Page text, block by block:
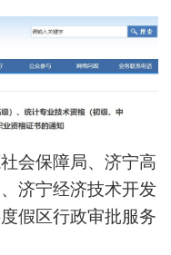
会保障局、济宁高
济宁经济技术开发
假区行政审批服务